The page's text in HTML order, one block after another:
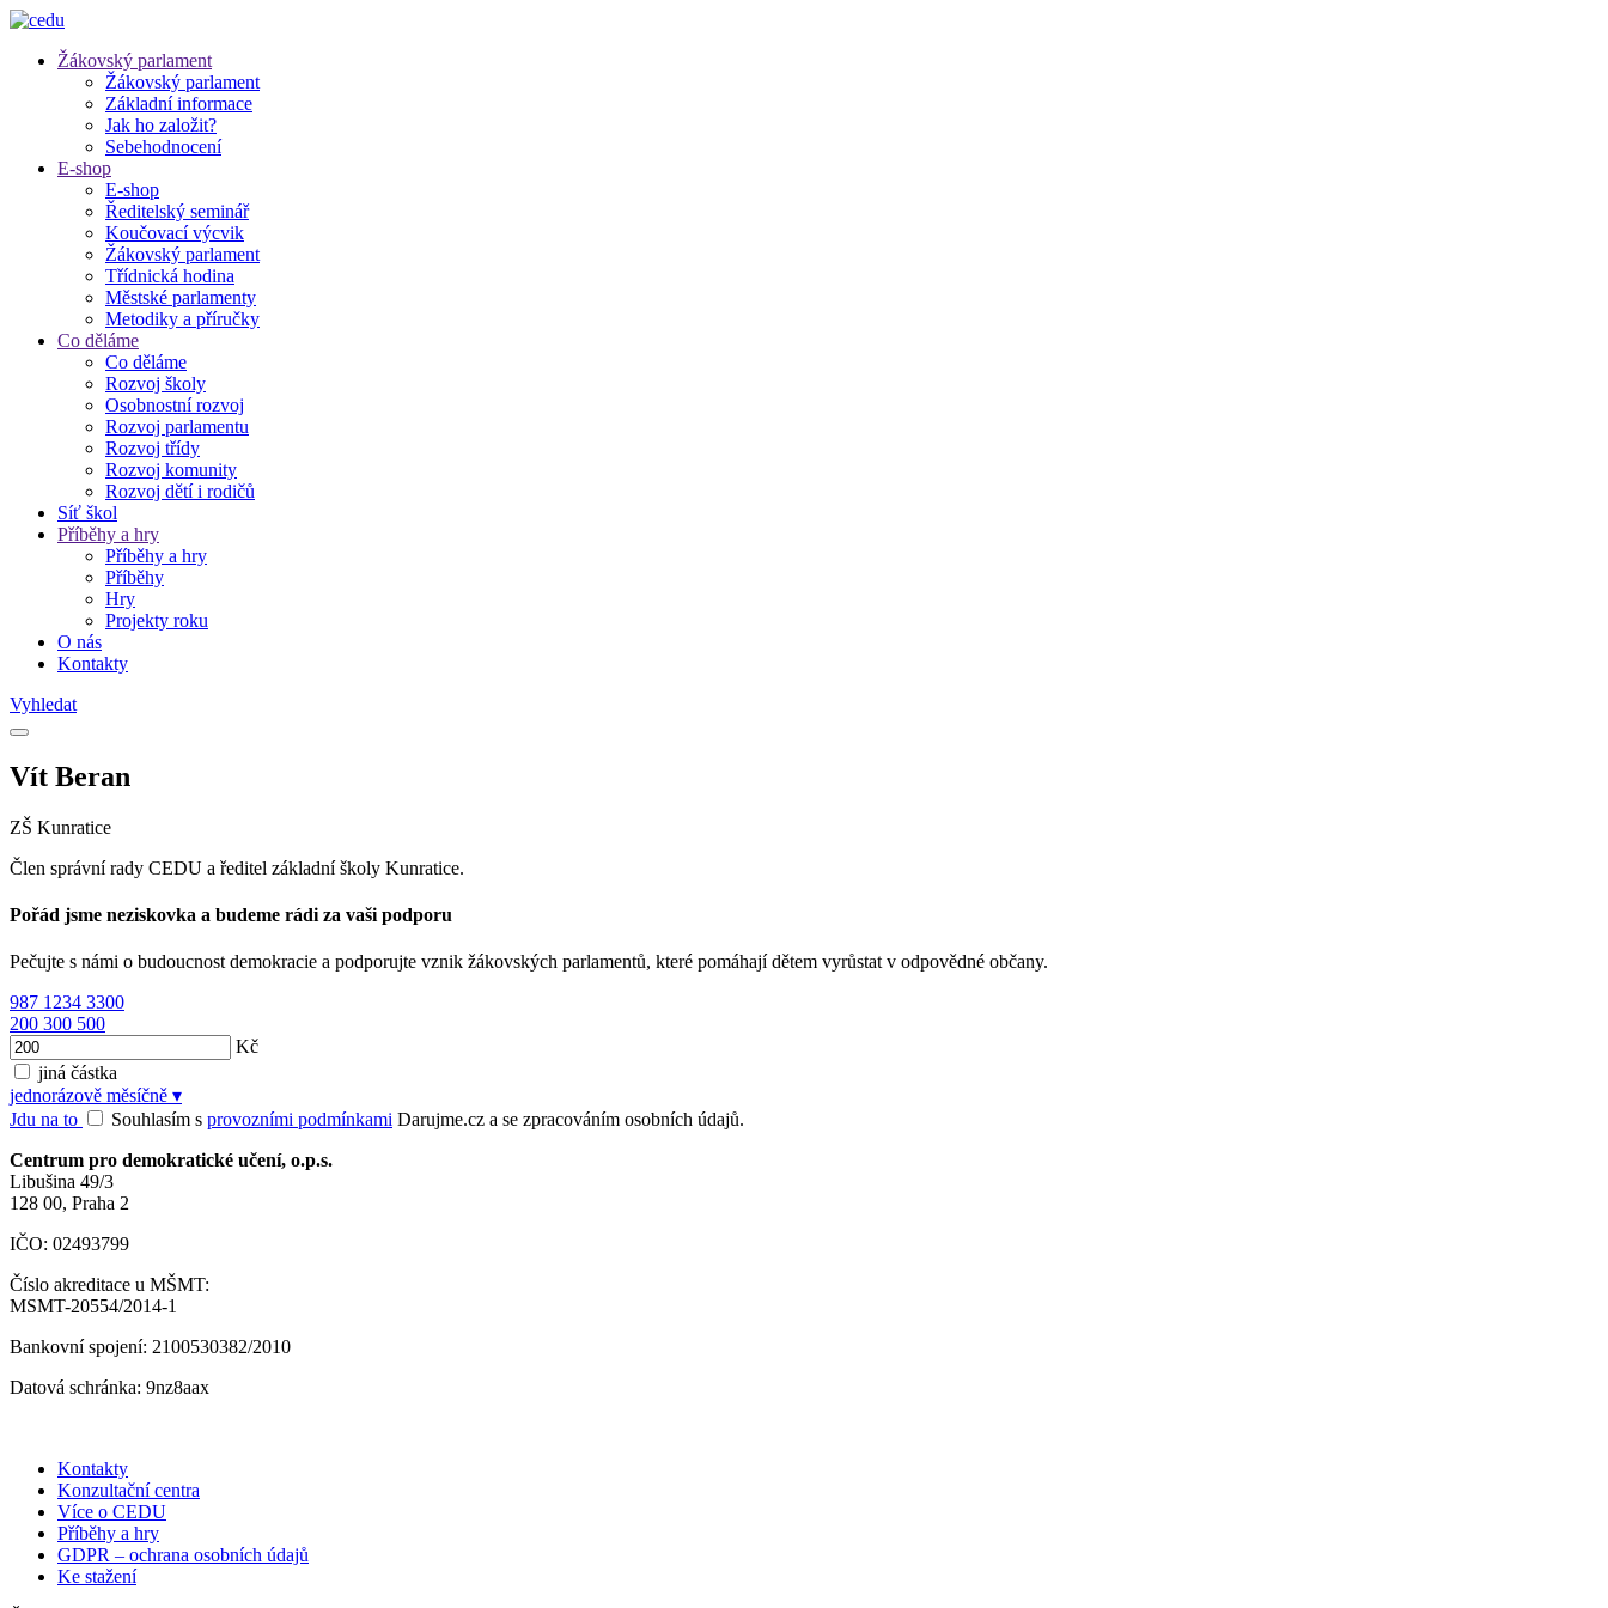
Žákovský parlament
Žákovský parlament
Základní informace
Jak ho založit?
Sebehodnocení
E-shop
E-shop
Ředitelský seminář
Koučovací výcvik
Žákovský parlament
Třídnická hodina
Městské parlamenty
Metodiky a příručky
Co děláme
Co děláme
Rozvoj školy
Osobnostní rozvoj
Rozvoj parlamentu
Rozvoj třídy
Rozvoj komunity
Rozvoj dětí i rodičů
Síť škol
Příběhy a hry
Příběhy a hry
Příběhy
Hry
Projekty roku
O nás
Kontakty
Vyhledat
Vít Beran
ZŠ Kunratice
Člen správní rady CEDU a ředitel základní školy Kunratice.
Pořád jsme neziskovka a budeme rádi za vaši podporu
Pečujte s námi o budoucnost demokracie a podporujte vznik žákovských parlamentů, které pomáhají dětem vyrůstat v odpovědné občany.
987 1234 3300
200 300 500
Kč
jiná částka
jednorázově měsíčně ▾
Jdu na to
Souhlasím s provozními podmínkami Darujme.cz a se zpracováním osobních údajů.
Centrum pro demokratické učení, o.p.s.
Libušina 49/3
128 00, Praha 2
IČO: 02493799
Číslo akreditace u MŠMT:
MSMT-20554/2014-1
Bankovní spojení: 2100530382/2010
Datová schránka: 9nz8aax
Kontakty
Konzultační centra
Více o CEDU
Příběhy a hry
GDPR – ochrana osobních údajů
Ke stažení